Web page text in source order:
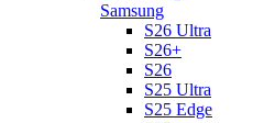
Samsung
S26 Ultra
S26+
S26
S25 Ultra
S25 Edge